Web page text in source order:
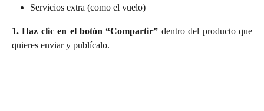
Servicios extra (como el vuelo)
1. Haz clic en el botón “Compartir” dentro del producto que
quieres enviar y publícalo.